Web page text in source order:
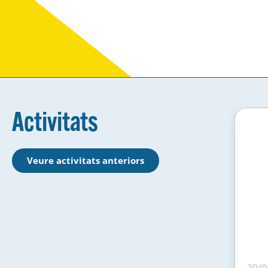
Activitats
Veure activitats anteriors